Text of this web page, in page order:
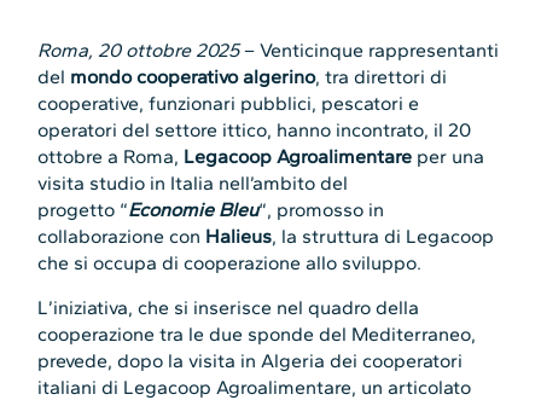
Roma, 20 ottobre 2025– Venticinque rappresentanti
del mondo cooperativo algerino, tra direttori di
cooperative, funzionari pubblici, pescatori e
operatori del settore ittico, hanno incontrato, il 20
ottobre a Roma, Legacoop Agroalimentare per una
visita studio in Italia nell’ambito del
progetto “Economie Bleu“, promosso in
collaborazione con Halieus, la struttura di Legacoop
che si occupa di cooperazione allo sviluppo.
L’iniziativa, che si inserisce nel quadro della
cooperazione tra le due sponde del Mediterraneo,
prevede, dopo la visita in Algeria dei cooperatori
italiani di Legacoop Agroalimentare, un articolato